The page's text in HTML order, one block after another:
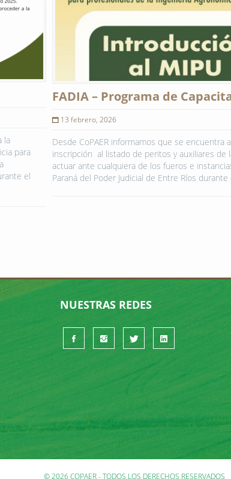
la
para
el
FADIA – Programa de
13 febrero, 2026
Desde CoPAER informamos que se encuentra
inscripción al listado de peritos y auxiliares de
actuar ante cualquiera de los fueros e
Paraná del Poder Judicial de Entre Ríos
NUESTRAS REDES
© 2026 COPAER - TODOS LOS DERECHOS RESERVADOS